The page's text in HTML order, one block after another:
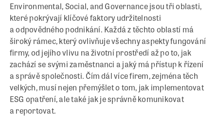
Environmental, Social, and Governance jsou tři oblasti,
které pokrývají klíčové faktory udržitelnosti
a odpovědného podnikání. Každá z těchto oblastí má
široký rámec, který ovlivňuje všechny aspekty fungování
firmy, od jejího vlivu na životní prostředí až po to, jak
zachází se svými zaměstnanci a jaký má přístup k řízení
a správě společnosti. Čím dál více firem, zejména těch
velkých, musí nejen přemýšlet o tom, jak implementovat
ESG opatření, ale také jak je správně komunikovat
a reportovat.